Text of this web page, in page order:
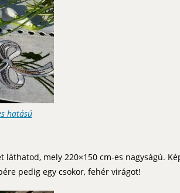
hatású
mely 220×150 cm-es nagyságú.
pedig egy csokor, fehér virágot!